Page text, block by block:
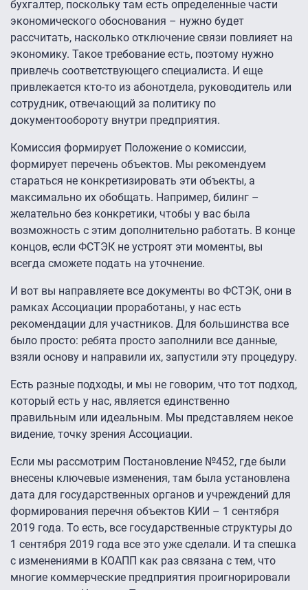
бухгалтер, поскольку там есть определенные части
экономического обоснования – нужно будет
рассчитать, насколько отключение связи повлияет на
экономику. Такое требование есть, поэтому нужно
привлечь соответствующего специалиста. И еще
привлекается кто-то из абонотдела, руководитель или
сотрудник, отвечающий за политику по
документообороту внутри предприятия.
Комиссия формирует Положение о комиссии,
формирует перечень объектов. Мы рекомендуем
стараться не конкретизировать эти объекты, а
максимально их обобщать. Например, билинг –
желательно без конкретики, чтобы у вас была
возможность с этим дополнительно работать. В конце
концов, если ФСТЭК не устроят эти моменты, вы
всегда сможете подать на уточнение.
И вот вы направляете все документы во ФСТЭК, они в
рамках Ассоциации проработаны, у нас есть
рекомендации для участников. Для большинства все
было просто: ребята просто заполнили все данные,
взяли основу и направили их, запустили эту процедуру.
Есть разные подходы, и мы не говорим, что тот подход,
который есть у нас, является единственно
правильным или идеальным. Мы представляем некое
видение, точку зрения Ассоциации.
Если мы рассмотрим Постановление №452, где были
внесены ключевые изменения, там была установлена
дата для государственных органов и учреждений для
формирования перечня объектов КИИ – 1 сентября
2019 года. То есть, все государственные структуры до
1 сентября 2019 года все это уже сделали. И та спешка
с изменениями в КОАПП как раз связана с тем, что
многие коммерческие предприятия проигнорировали